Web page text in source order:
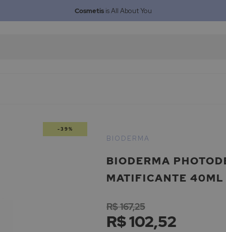
Cosmetisis All About You
-39%
BIODERMA
MATIFICANTE 40ML
BIODERMA
R$ 102,52
R$ 167,25